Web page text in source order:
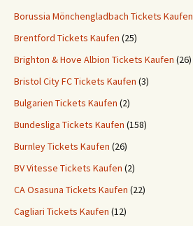
Borussia Mönchengladbach Tickets Kaufen
Brentford Tickets Kaufen (25)
Brighton & Hove Albion Tickets Kaufen (26)
Bristol City FC Tickets Kaufen (3)
Bulgarien Tickets Kaufen (2)
Bundesliga Tickets Kaufen (158)
Burnley Tickets Kaufen (26)
BV Vitesse Tickets Kaufen (2)
CA Osasuna Tickets Kaufen (22)
Cagliari Tickets Kaufen (12)